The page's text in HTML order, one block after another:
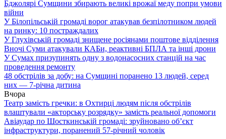
Бджолярі Сумщини збирають великі врожаї меду попри умови
війни
У Білопільській громаді ворог атакував безпілотником людей
на ринку: 10 постраждалих
У Глухівській громаді знищене росіянами поштове відділення
Вночі Суми атакували КАБи, реактивні БПЛА та інші дрони
У Сумах призупинять одну з водонасосних станцій на час
проведення ремонту
48 обстрілів за добу: на Сумщині поранено 13 людей, серед
них — 7-річна дитина
Вчора
Театр замість гречки: в Охтирці людям після обстрілів
влаштували «акторську розрядку» замість реальної допомоги
Авіаудар по Шосткинській громаді: зруйновано об’єкт
інфраструктури, поранений 57-річний чоловік